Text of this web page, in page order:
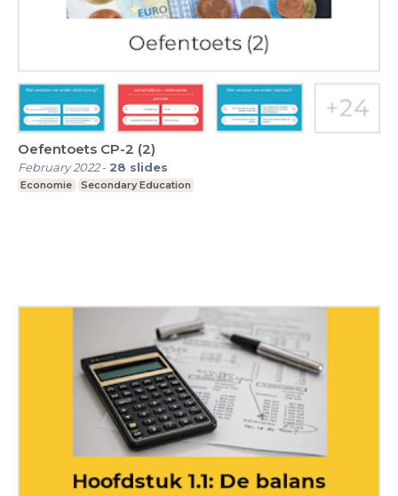
Oefentoets CP-2 (2)
February 2022- 28 slides
Economie Secondary Education